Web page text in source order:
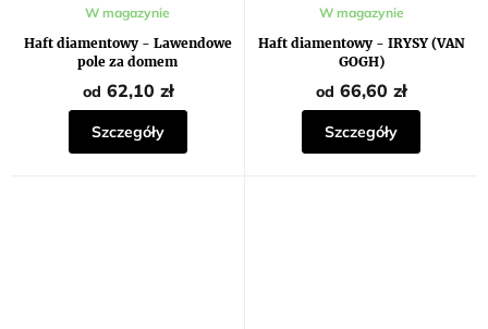
Haft diamentowy - Lawendowe
pole za domem
Średnia
ocena
produktu
wynosi
5,0
na
5
gwiazdek.
W magazynie
od 62,10 zł
Szczegóły
Haft diamentowy - IRYSY (VAN
GOGH)
Średnia
ocena
produktu
wynosi
5,0
na
5
gwiazdek.
W magazynie
od 66,60 zł
Szczegóły